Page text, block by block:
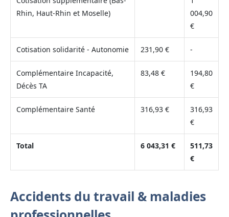
Rhin, Haut-Rhin et Moselle)
004,90
€
Cotisation solidarité - Autonomie 231,90 € -
Complémentaire Incapacité,
Décès TA
83,48 €
194,80
€
Complémentaire Santé 316,93 €
316,93
€
Total 6 043,31 €
511,73
€
Accidents du travail & maladies